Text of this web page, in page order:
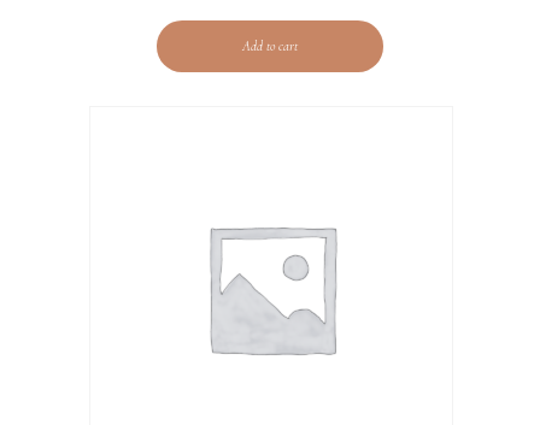
Add to cart